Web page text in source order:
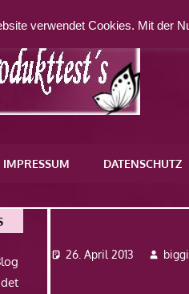
IMPRESSUM DATENSCHUTZ
26. April 2013 biggi
verwendet Cookies. Mit der